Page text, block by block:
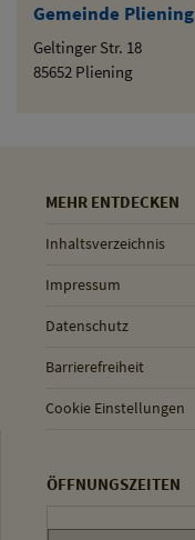
Gemeinde Pliening
Geltinger Str. 18
85652 Pliening
MEHR ENTDECKEN
Inhaltsverzeichnis
Impressum
Datenschutz
Barrierefreiheit
Cookie Einstellungen
ÖFFNUNGSZEITEN